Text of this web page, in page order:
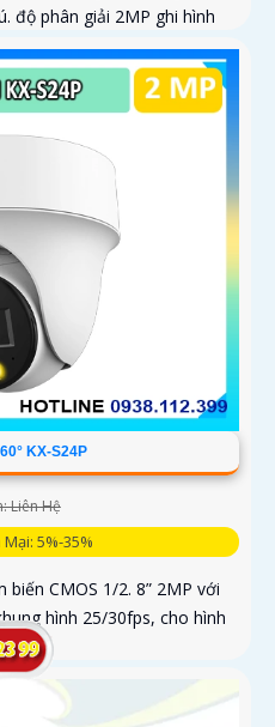
độ phân giải 2MP ghi hình
thu âm thanh và dàm thoại
KX-S24P
Liên Hệ
5%-35%
biến CMOS 1/2. 8” 2MP với
hình 25/30fps, cho hình
2